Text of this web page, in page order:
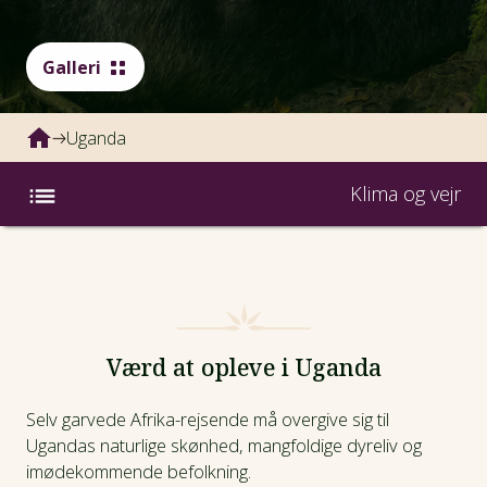
Galleri
Uganda
Klima og vejr
Klima og vejr
Inspiration
Værd at opleve i Uganda
Selv garvede Afrika-rejsende må overgive sig til
Ugandas naturlige skønhed, mangfoldige dyreliv og
imødekommende befolkning.